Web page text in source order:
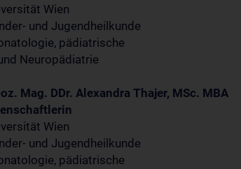
Wien
und Jugendheilkunde
pädiatrische
Neuropädiatrie
Mag. DDr. Alexandra Thajer, MSc. MBA
Wien
und Jugendheilkunde
pädiatrische